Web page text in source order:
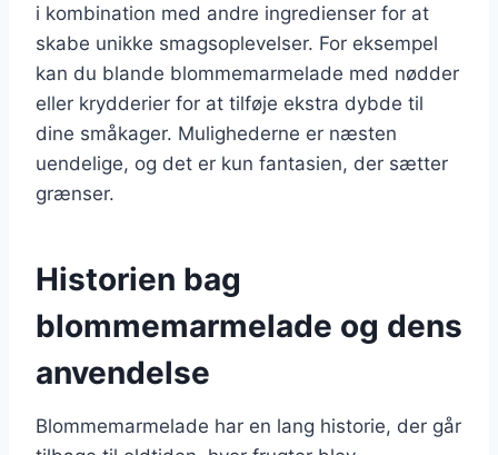
i kombination med andre ingredienser for at
skabe unikke smagsoplevelser. For eksempel
kan du blande blommemarmelade med nødder
eller krydderier for at tilføje ekstra dybde til
dine småkager. Mulighederne er næsten
uendelige, og det er kun fantasien, der sætter
grænser.
Historien bag
blommemarmelade og dens
anvendelse
Blommemarmelade har en lang historie, der går